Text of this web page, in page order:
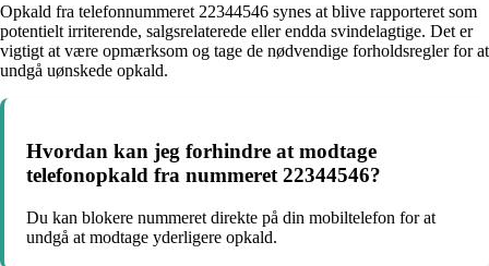
Opkald fra telefonnummeret 22344546 synes at blive rapporteret som
potentielt irriterende, salgsrelaterede eller endda svindelagtige. Det er
vigtigt at være opmærksom og tage de nødvendige forholdsregler for at
undgå uønskede opkald.
Hvordan kan jeg forhindre at modtage
telefonopkald fra nummeret 22344546?
Du kan blokere nummeret direkte på din mobiltelefon for at
undgå at modtage yderligere opkald.